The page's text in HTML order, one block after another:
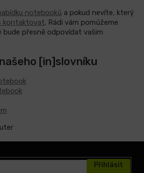
notebooků a pokud nevíte, který
kontaktovat. Rádi vám pomůžeme
bude přesně odpovídat vašim
[in]slovníku
Přihlásit